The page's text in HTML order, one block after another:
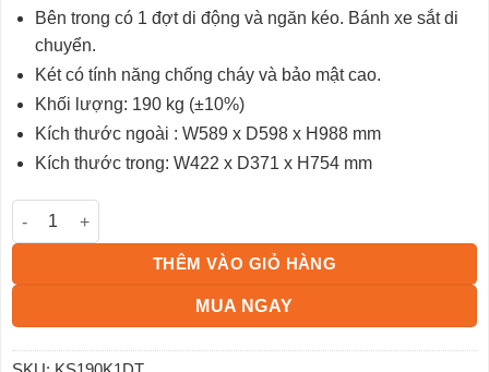
Bên trong có 1 đợt di động và ngăn kéo. Bánh xe sắt di
chuyển.
Két có tính năng chống cháy và bảo mật cao.
Khối lượng: 190 kg (±10%)
Kích thước ngoài : W589 x D598 x H988 mm
Kích thước trong: W422 x D371 x H754 mm
Két sắt cao cấp KS190K1DT số lượng
THÊM VÀO GIỎ HÀNG
MUA NGAY